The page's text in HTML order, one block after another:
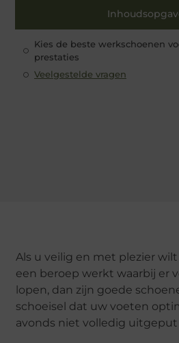
Kies de beste werkschoenen
prestaties
Veelgestelde vragen
Als u veilig en met plezier
een beroep werkt waarbij er
lopen, dan zijn goede
schoeisel dat uw voeten
avonds niet volledig